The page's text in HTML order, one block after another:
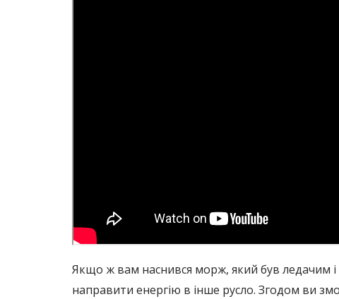
Якщо ж вам наснився морж, який був ледачим і
направити енергію в інше русло. Згодом ви